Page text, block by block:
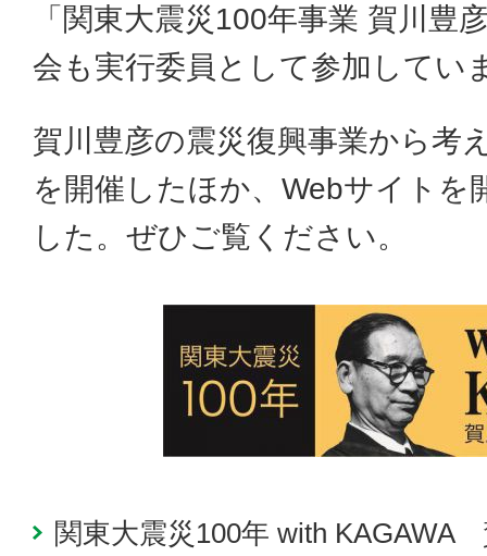
「関東大震災100年事業 賀川豊
会も実行委員として参加してい
賀川豊彦の震災復興事業から考
を開催したほか、Webサイトを
した。ぜひご覧ください。
関東大震災100年 with